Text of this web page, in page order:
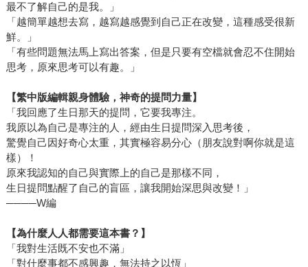
最不了解自己的是我。」
「越簡單越想去寫，越寫越感覺到自己正在改變，這種感受很新
鮮。」
「有些問題無法馬上寫出答案，但是只要有空檔就會忍不住開始
思考，原來思考可以有趣。」
【繁中版編輯親身體驗，神奇的提問力量】
「我回應了生日那天的提問，它要我專注。
我原以為自己是專注的人，經由生日提問深入思考後，
驚覺自己因好奇心太重，其實極容易分心（朋友說對啊你就是這
樣）！
原來我認知的自己與實際上的自己是那樣不同，
生日提問點醒了自己的盲區，讓我開始深思與改變！」
────W編
【為什麼人人都需要這本書？】
「我對生活既不安也不滿」
「對什麼事都不感興趣，無法持之以恆」